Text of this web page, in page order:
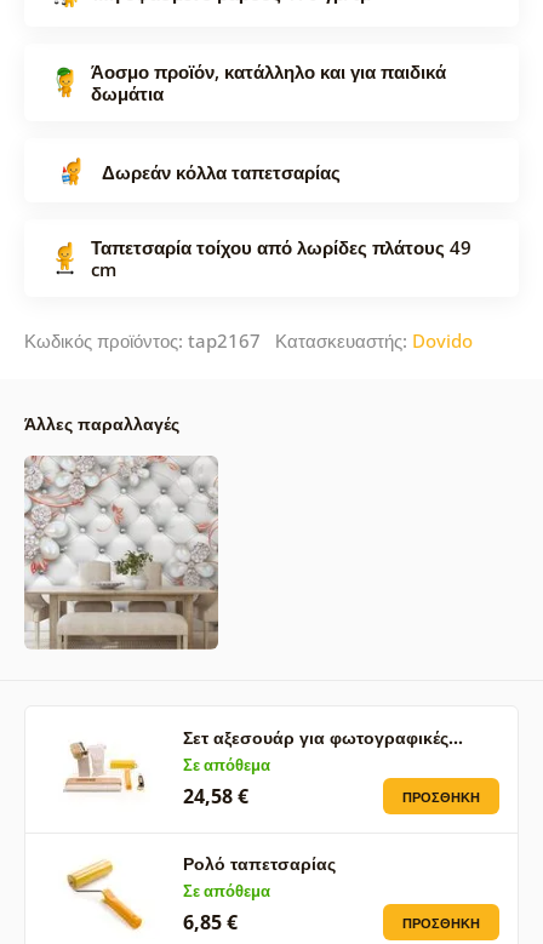
Άοσμο προϊόν, κατάλληλο και για παιδικά
δωμάτια
Δωρεάν κόλλα ταπετσαρίας
Ταπετσαρία τοίχου από λωρίδες πλάτους 49
cm
Κωδικός προϊόντος: tap2167 Κατασκευαστής: Dovido
Άλλες παραλλαγές
Σετ αξεσουάρ για φωτογραφικές…
Σε απόθεμα
24,58 € ΠΡΟΣΘΉΚΗ
Ρολό ταπετσαρίας
Σε απόθεμα
6,85 € ΠΡΟΣΘΉΚΗ